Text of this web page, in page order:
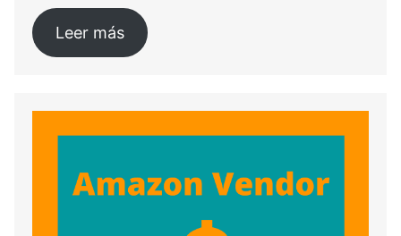
Leer más